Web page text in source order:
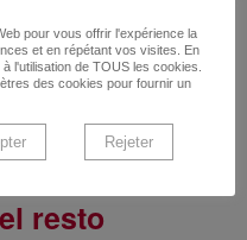
resto
pour vous offrir l'expérience la
et en répétant vos visites. En
l'utilisation de TOUS les cookies.
des cookies pour fournir un
Rejeter